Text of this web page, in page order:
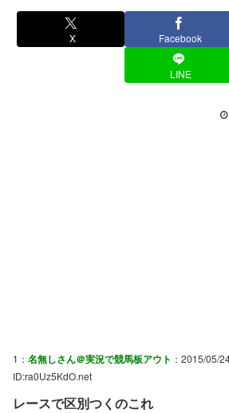
X Facebook
LINE
1： 名無しさん＠実況で競馬板アウト ：2015/05/
ID:ra0Uz5KdO.net
レースで区別つくのこれ